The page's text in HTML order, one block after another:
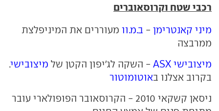
רכבי שטח וקרוסאוברים
מיני קאנטרימן - ב.מ.וו מעוררים את המיניפלצת
ממרבצה
מיצובישי ASX
- השקה לג'יפון הקטן של מיצובישי.
בקרוב אצלנו באוטומוטור
ניסאן קשקאי 2010 - הקרוסאובר הפופולארי עובר